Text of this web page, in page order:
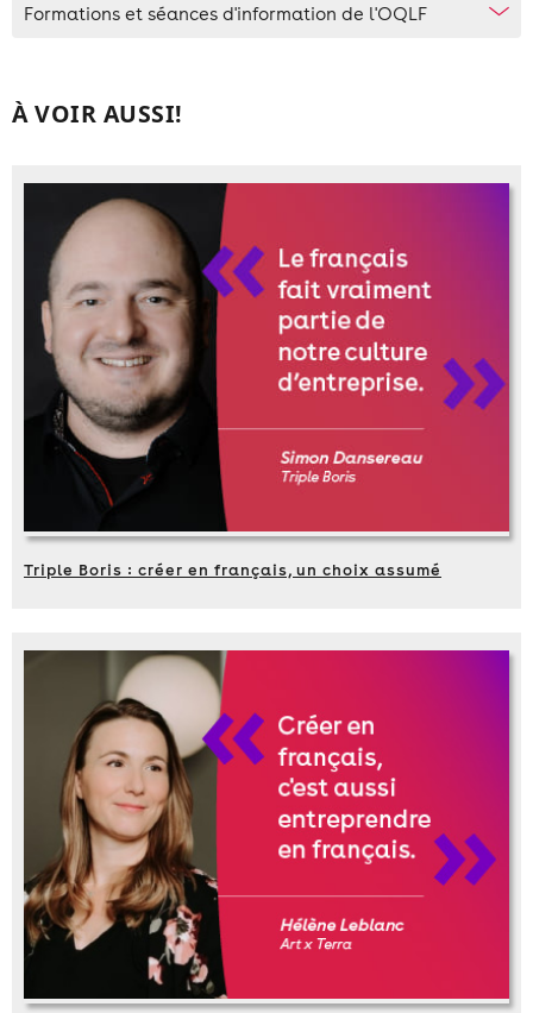
Formations et séances d'information de l'OQLF
À VOIR AUSSI!
Triple Boris : créer en français, un choix assumé